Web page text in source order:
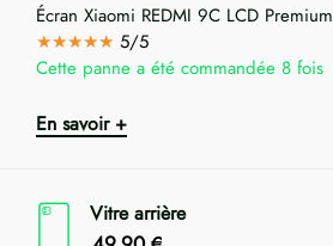
Écran Xiaomi REDMI 9C LCD Premium
★★★★★ 5/5
Cette panne a été commandée 8 fois
En savoir +
Vitre arrière